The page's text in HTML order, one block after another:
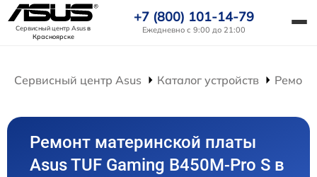
Сервисный центр Asusв
Красноярске
+7 (800) 101-14-79
Ежедневно с 9:00 до 21:00
Сервисный центр Asus Каталог устройств
Ремонт материнской платы
Asus TUF Gaming B450M-Pro S в